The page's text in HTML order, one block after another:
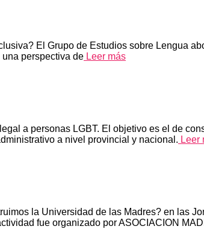
El Grupo de Estudios sobre Lengua
perspectiva de Leer más
a personas LGBT. El objetivo es el de
a nivel provincial y nacional. Leer
la Universidad de las Madres? en las
fue organizado por ASOCIACION